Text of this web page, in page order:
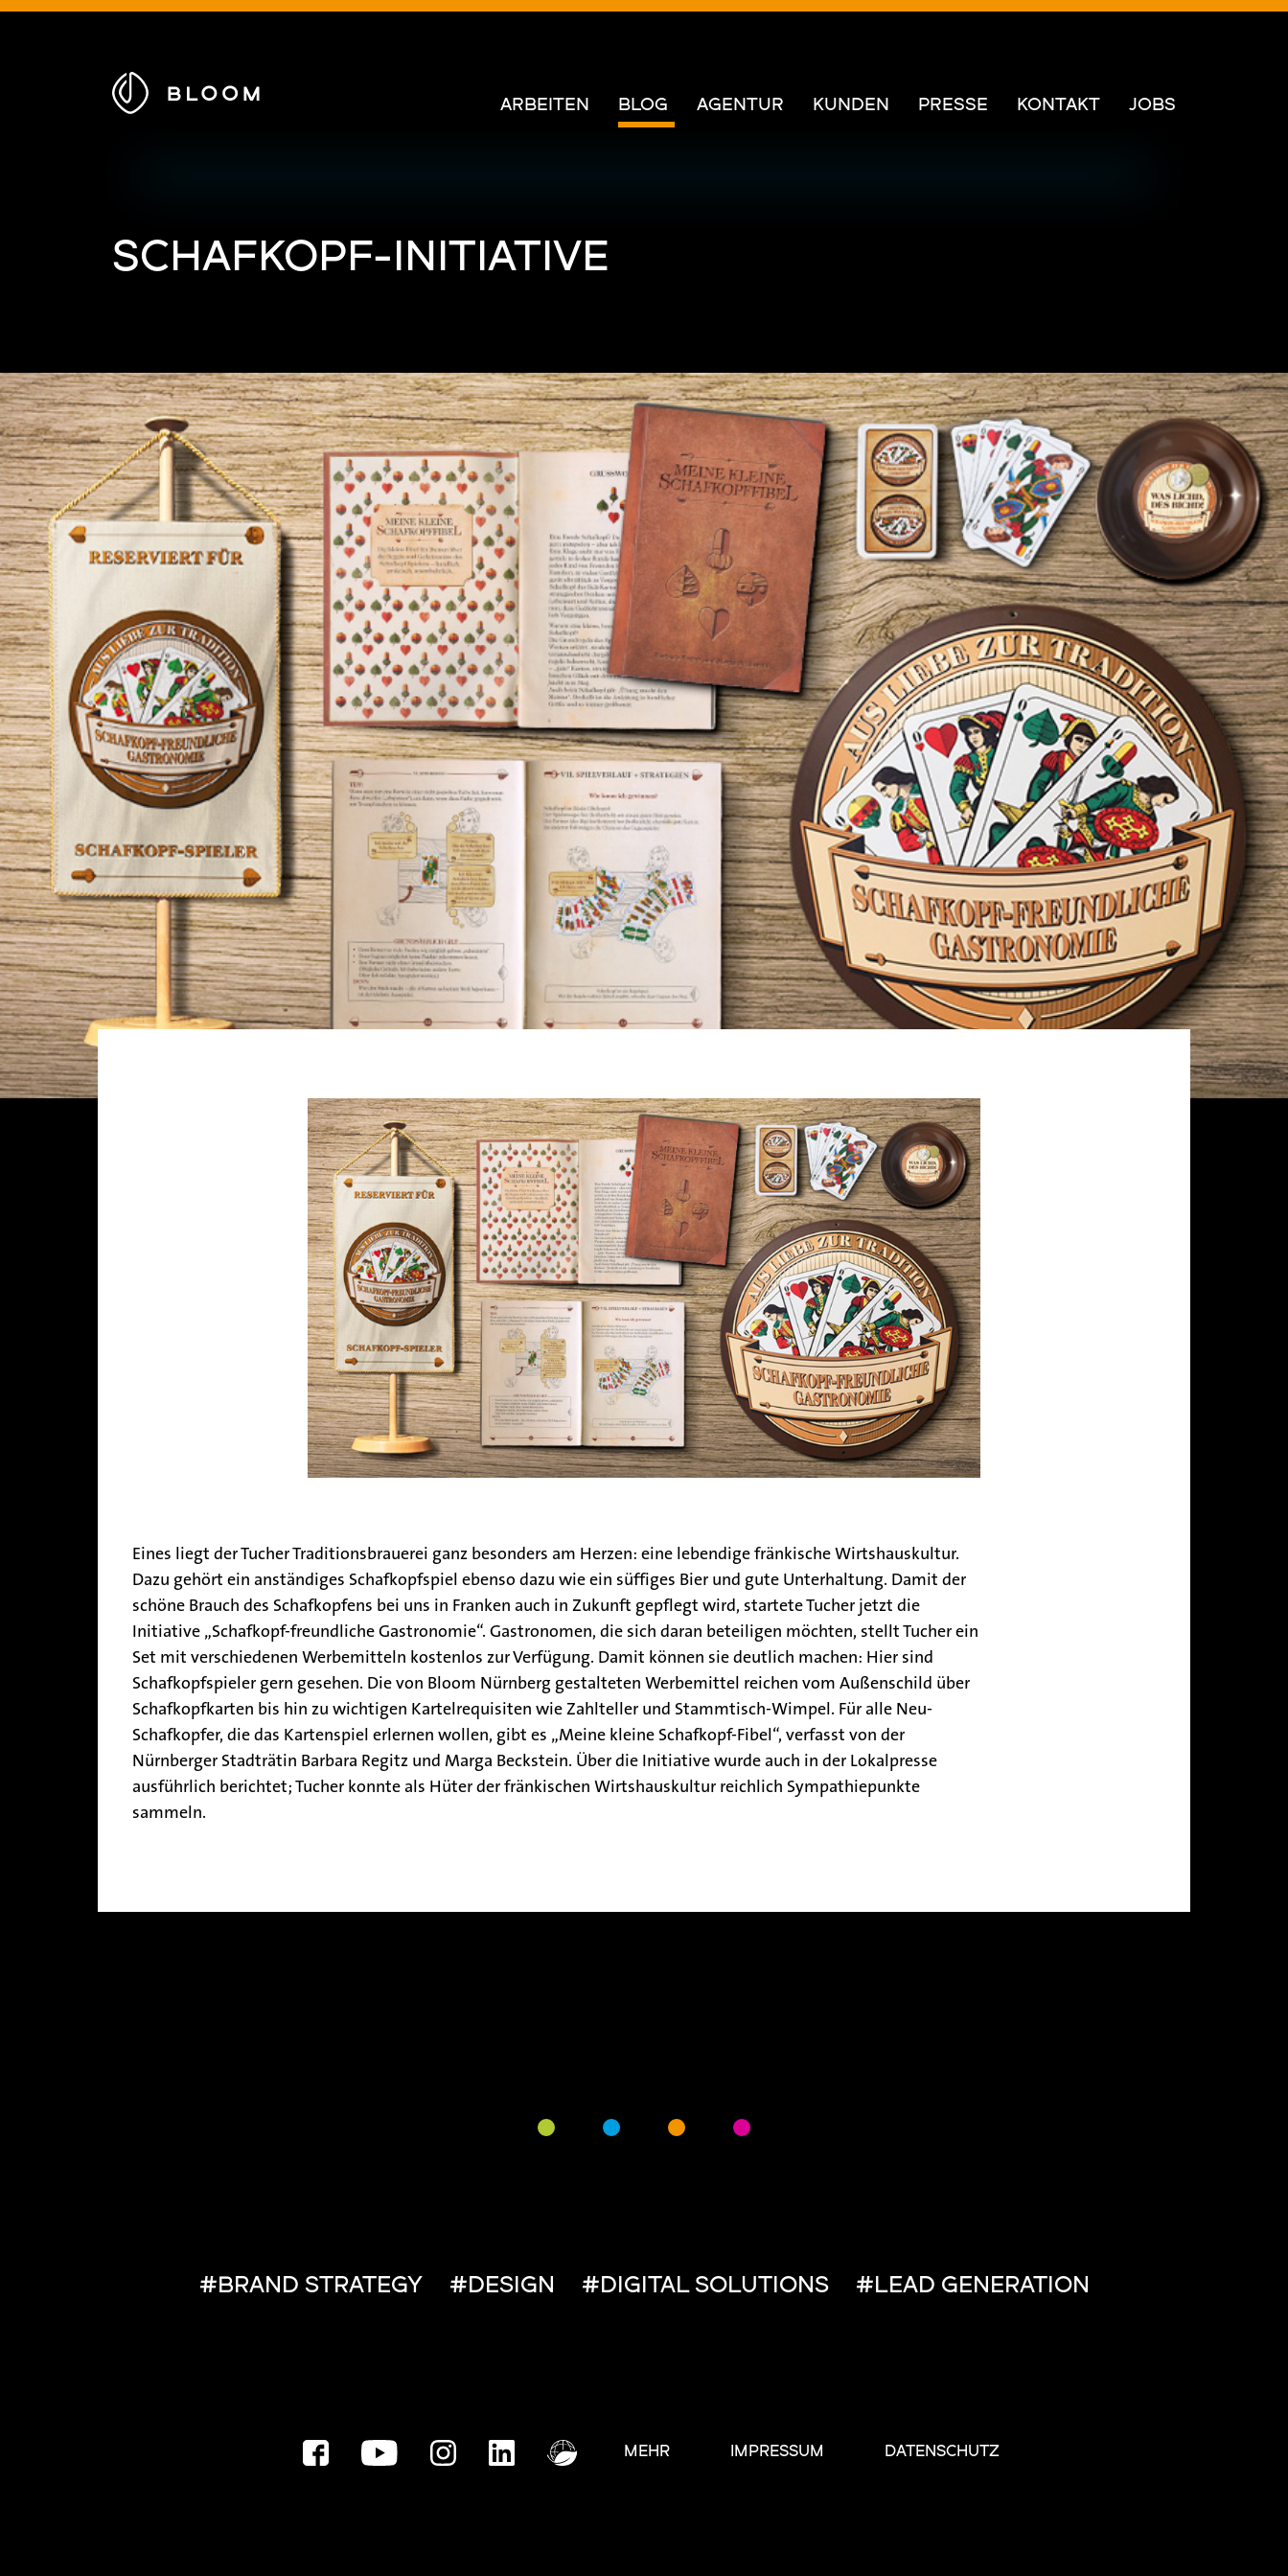
ARBEITEN BLOG AGENTUR KUNDEN PRESSE KONTAKT JOBS
SCHAFKOPF-INITIATIVE
Eines liegt der Tucher Traditionsbrauerei ganz besonders am Herzen: eine lebendige fränkische Wirtshauskultur.
Dazu gehört ein anständiges Schafkopfspiel ebenso dazu wie ein süffiges Bier und gute Unterhaltung. Damit der
schöne Brauch des Schafkopfens bei uns in Franken auch in Zukunft gepflegt wird, startete Tucher jetzt die
Initiative „Schafkopf-freundliche Gastronomie“. Gastronomen, die sich daran beteiligen möchten, stellt Tucher ein
Set mit verschiedenen Werbemitteln kostenlos zur Verfügung. Damit können sie deutlich machen: Hier sind
Schafkopfspieler gern gesehen. Die von Bloom Nürnberg gestalteten Werbemittel reichen vom Außenschild über
Schafkopfkarten bis hin zu wichtigen Kartelrequisiten wie Zahlteller und Stammtisch-Wimpel. Für alle Neu-
Schafkopfer, die das Kartenspiel erlernen wollen, gibt es „Meine kleine Schafkopf-Fibel“, verfasst von der
Nürnberger Stadträtin Barbara Regitz und Marga Beckstein. Über die Initiative wurde auch in der Lokalpresse
ausführlich berichtet; Tucher konnte als Hüter der fränkischen Wirtshauskultur reichlich Sympathiepunkte
sammeln.
#BRAND STRATEGY #DESIGN #DIGITAL SOLUTIONS #LEAD GENERATION
MEHR IMPRESSUM DATENSCHUTZ